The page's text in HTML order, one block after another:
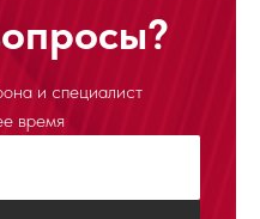
и специалист
время